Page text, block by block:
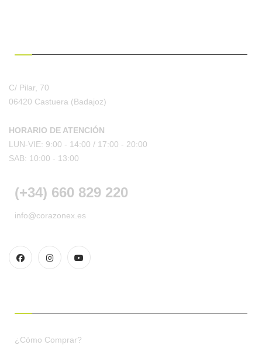
C/ Pilar, 70
06420 Castuera (Badajoz)
HORARIO DE ATENCIÓN
LUN-VIE: 9:00 - 14:00 / 17:00 - 20:00
SAB: 10:00 - 13:00
(+34) 660 829 220
info@corazonex.es
¿Cómo Comprar?